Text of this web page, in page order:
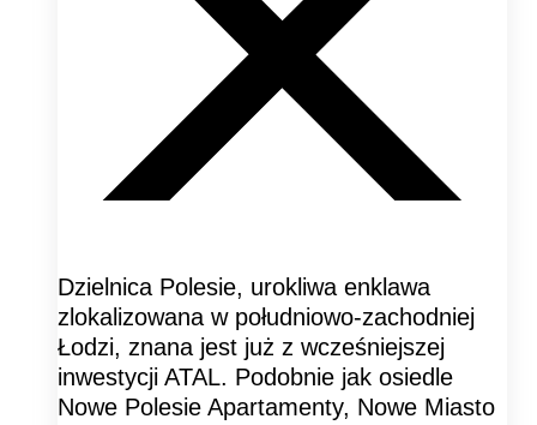
Dzielnica Polesie, urokliwa enklawa
zlokalizowana w południowo-zachodniej
Łodzi, znana jest już z wcześniejszej
inwestycji ATAL. Podobnie jak osiedle
Nowe Polesie Apartamenty, Nowe Miasto